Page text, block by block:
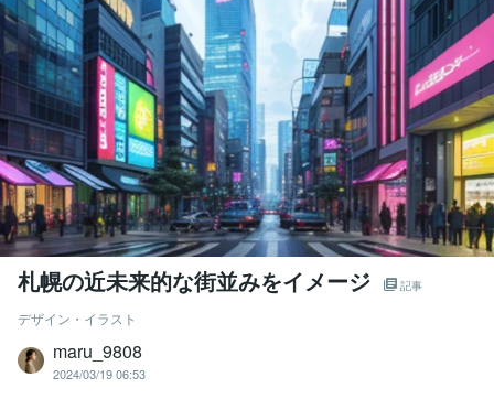
札幌の近未来的な街並みをイメージ 記事
デザイン・イラスト
maru_9808
2024/03/19 06:53